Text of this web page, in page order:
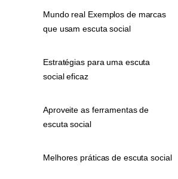
Mundo real Exemplos de marcas
que usam escuta social
Estratégias para uma escuta
social eficaz
Aproveite as ferramentas de
escuta social
Melhores práticas de escuta social